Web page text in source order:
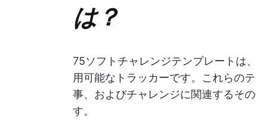
は？
75ソフトチャレンジテンプレートは
用可能なトラッカーです。これらの
事、およびチャレンジに関連するそ
す。